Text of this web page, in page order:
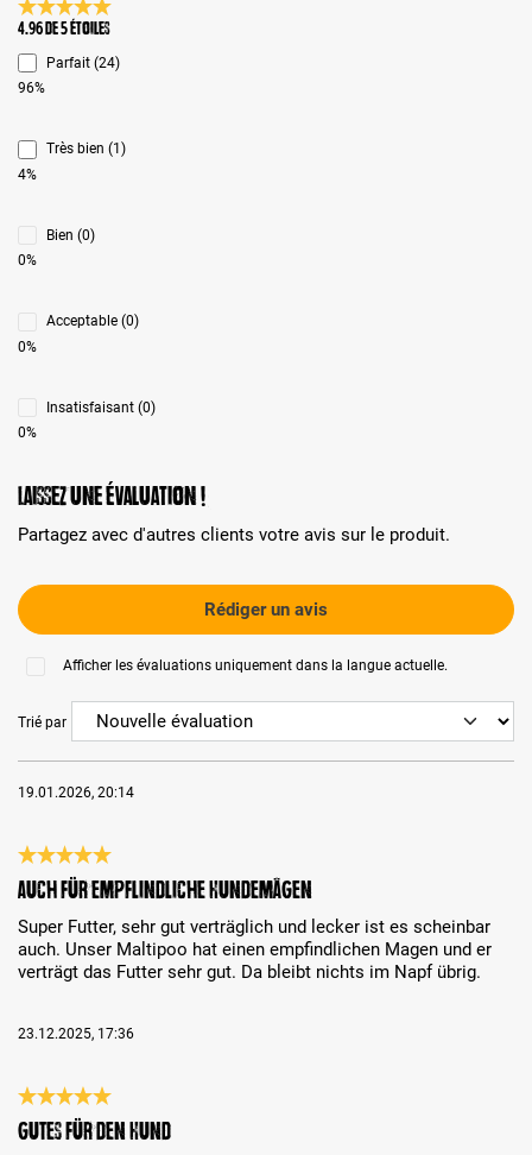
Note moyenne de 4.9 sur 5 étoiles
4.96 de 5 Étoiles
Parfait (24)
96%
Très bien (1)
4%
Bien (0)
0%
Acceptable (0)
0%
Insatisfaisant (0)
0%
Laissez une évaluation !
Partagez avec d'autres clients votre avis sur le produit.
Rédiger un avis
Afficher les évaluations uniquement dans la langue actuelle.
Trié par
19.01.2026, 20:14
Évaluation avec une note de 5 sur 5 étoiles
Auch für empflindliche Hundemägen
Super Futter, sehr gut verträglich und lecker ist es scheinbar
auch. Unser Maltipoo hat einen empfindlichen Magen und er
verträgt das Futter sehr gut. Da bleibt nichts im Napf übrig.
23.12.2025, 17:36
Évaluation avec une note de 5 sur 5 étoiles
Gutes für den Hund